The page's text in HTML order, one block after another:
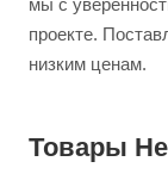
мы с
проекте.
низким ценам.
Товары